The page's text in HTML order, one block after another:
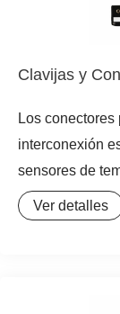
Clavijas y
Los
interconexión
sensores de
de medición,
función
Ver detalles